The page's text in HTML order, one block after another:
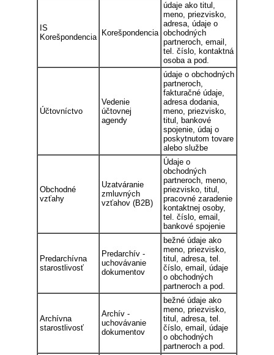
IS
Korešpondencia
Korešpondencia
údaje ako titul,
meno, priezvisko,
adresa, údaje o
obchodných
partneroch, email,
tel. číslo, kontaktná
osoba a pod.
Účtovníctvo
Vedenie
účtovnej
agendy
údaje o obchodných
partneroch,
fakturačné údaje,
adresa dodania,
meno, priezvisko,
titul, bankové
spojenie, údaj o
poskytnutom tovare
alebo službe
Obchodné
vzťahy
Uzatváranie
zmluvných
vzťahov (B2B)
Údaje o
obchodných
partneroch, meno,
priezvisko, titul,
pracovné zaradenie
kontaktnej osoby,
tel. číslo, email,
bankové spojenie
Predarchívna
starostlivosť
Predarchív -
uchovávanie
dokumentov
bežné údaje ako
meno, priezvisko,
titul, adresa, tel.
číslo, email, údaje
o obchodných
partneroch a pod.
Archívna
starostlivosť
Archív -
uchovávanie
dokumentov
bežné údaje ako
meno, priezvisko,
titul, adresa, tel.
číslo, email, údaje
o obchodných
partneroch a pod.